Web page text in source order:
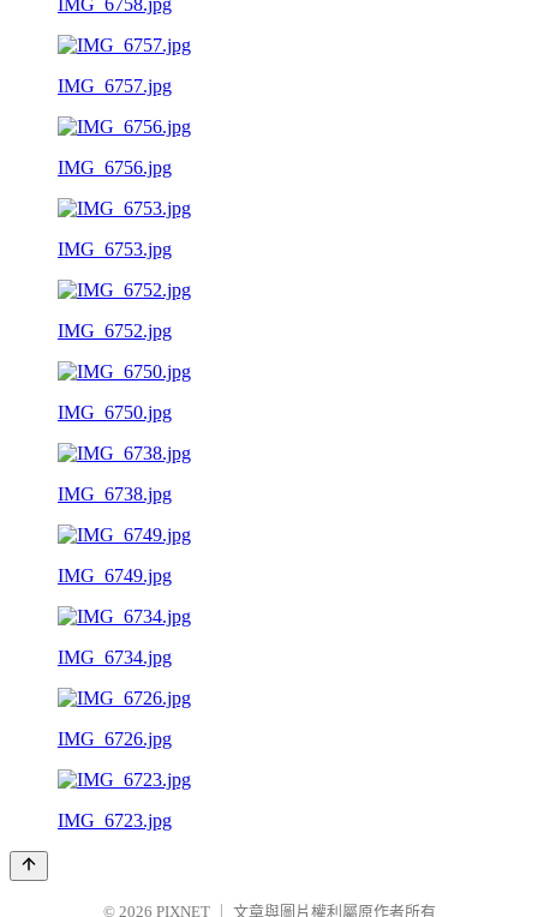
IMG_6757.jpg
IMG_6756.jpg
IMG_6753.jpg
IMG_6752.jpg
IMG_6750.jpg
IMG_6738.jpg
IMG_6749.jpg
IMG_6734.jpg
IMG_6726.jpg
IMG_6723.jpg
© 2026 PIXNET 文章與圖片權利屬原作者所有